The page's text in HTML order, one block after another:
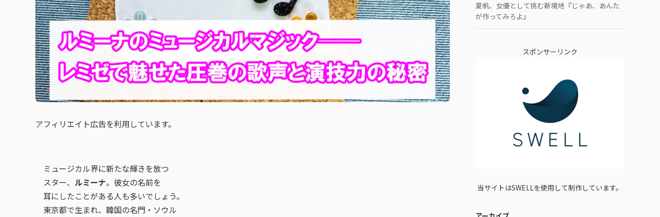
アフィリエイト広告を利用しています。
ミュージカル界に新たな輝きを放つ
スター、 ルミーナ。彼女の名前を
耳にしたことがある人も多いでしょう。
東京都で生まれ、韓国の名門・ソウル
夏帆、女優として挑む新境地『じゃあ、あんた
が作ってみろよ』
スポンサーリンク
当サイトはSWELLを使用して制作しています。